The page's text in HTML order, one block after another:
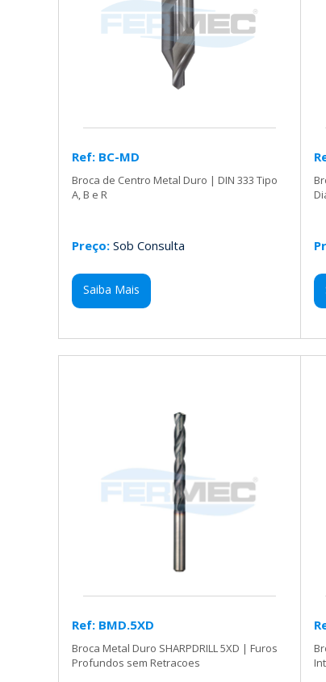
Ref: BC-MD
Broca de Centro Metal Duro | DIN 333 Tipo
A, B e R
Preço: Sob Consulta
Saiba Mais
Ref: BMD.5XD
Broca Metal Duro SHARPDRILL 5XD | Furos
Profundos sem Retracoes